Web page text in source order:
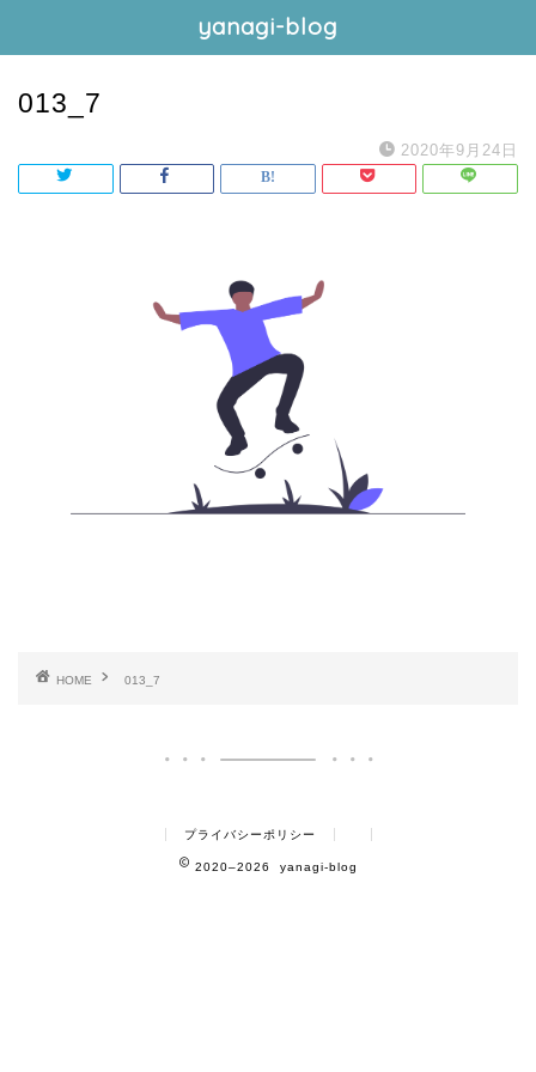
yanagi-blog
013_7
2020年9月24日
HOME 013_7
プライバシーポリシー
2020–2026 yanagi-blog